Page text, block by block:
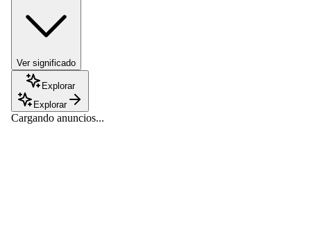
Ver significado
Explorar
Explorar
Cargando anuncios...